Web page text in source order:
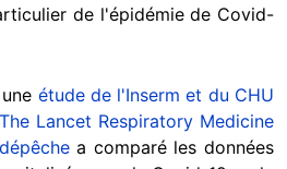
de l'épidémie de Covid-
étude de l'Inserm et du CHU
The Lancet Respiratory Medicine
a comparé les données